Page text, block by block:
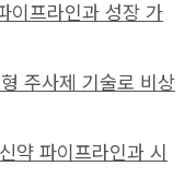
이프라인과 성장 가
주사제 기술로 비상
약 파이프라인과 시